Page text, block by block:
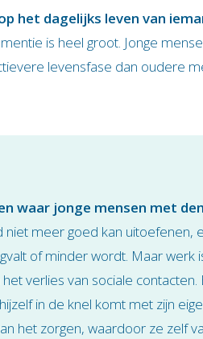
het dagelijks leven van
is heel groot. Jonge
levensfase dan oudere
waar jonge mensen met
meer goed kan
of minder wordt. Maar
verlies van sociale
in de knel komt met zijn
het zorgen, waardoor ze zelf